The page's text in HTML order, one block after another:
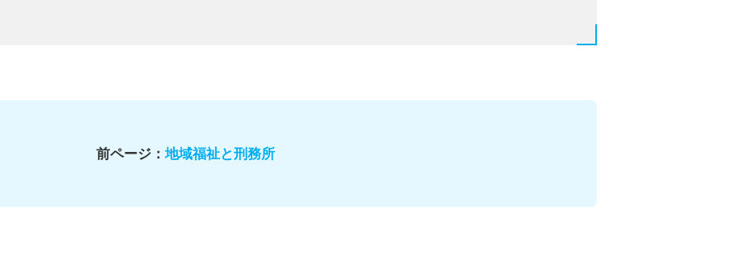
前ページ： 地域福祉と刑務所